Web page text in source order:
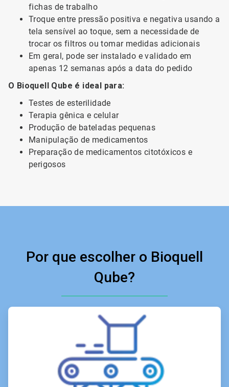
fichas de trabalho
Troque entre pressão positiva e negativa usando a
tela sensível ao toque, sem a necessidade de
trocar os filtros ou tomar medidas adicionais
Em geral, pode ser instalado e validado em
apenas 12 semanas após a data do pedido
O Bioquell Qube é ideal para:
Testes de esterilidade
Terapia gênica e celular
Produção de bateladas pequenas
Manipulação de medicamentos
Preparação de medicamentos citotóxicos e
perigosos
Por que escolher o Bioquell
Qube?
de